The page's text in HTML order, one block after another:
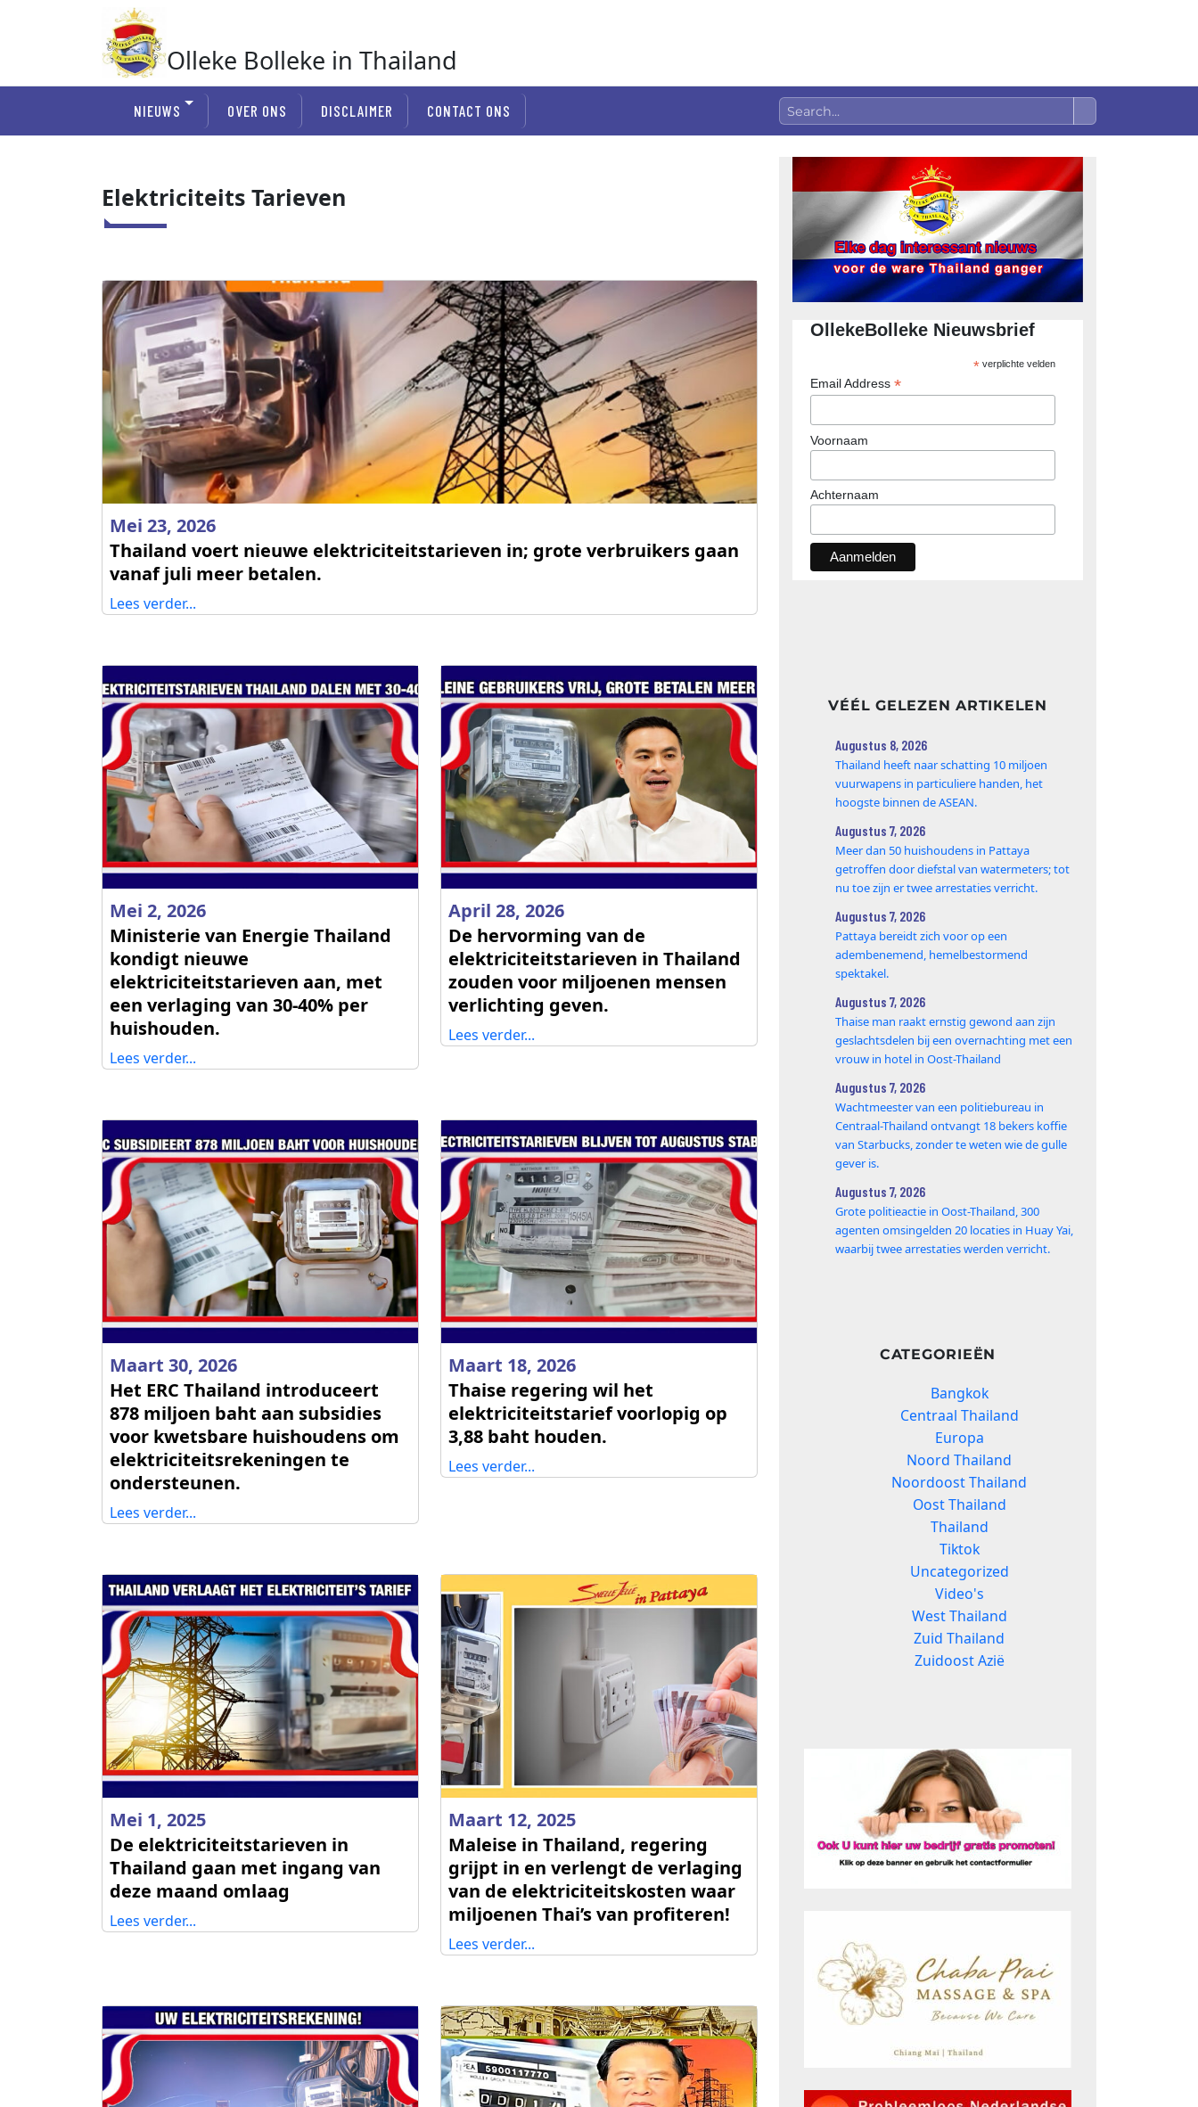
Olleke Bolleke in Thailand
NIEUWS OVER ONS DISCLAIMER CONTACT ONS
Elektriciteits Tarieven
Mei 23, 2026
Thailand voert nieuwe elektriciteitstarieven in; grote verbruikers gaan
vanaf juli meer betalen.
Lees verder...
Mei 2, 2026
Ministerie van Energie Thailand
kondigt nieuwe
elektriciteitstarieven aan, met
een verlaging van 30-40% per
huishouden.
Lees verder...
April 28, 2026
De hervorming van de
elektriciteitstarieven in Thailand
zouden voor miljoenen mensen
verlichting geven.
Lees verder...
Maart 30, 2026
Het ERC Thailand introduceert
878 miljoen baht aan subsidies
voor kwetsbare huishoudens om
elektriciteitsrekeningen te
ondersteunen.
Lees verder...
Maart 18, 2026
Thaise regering wil het
elektriciteitstarief voorlopig op
3,88 baht houden.
Lees verder...
Mei 1, 2025
De elektriciteitstarieven in
Thailand gaan met ingang van
deze maand omlaag
Lees verder...
Maart 12, 2025
Maleise in Thailand, regering
grijpt in en verlengt de verlaging
van de elektriciteitskosten waar
miljoenen Thai’s van profiteren!
Lees verder...
OllekeBolleke Nieuwsbrief
*verplichte velden
Email Address *
Voornaam
Achternaam
VÉÉL GELEZEN ARTIKELEN
Augustus 8, 2026
Thailand heeft naar schatting 10 miljoen
vuurwapens in particuliere handen, het
hoogste binnen de ASEAN.
Augustus 7, 2026
Meer dan 50 huishoudens in Pattaya
getroffen door diefstal van watermeters; tot
nu toe zijn er twee arrestaties verricht.
Augustus 7, 2026
Pattaya bereidt zich voor op een
adembenemend, hemelbestormend
spektakel.
Augustus 7, 2026
Thaise man raakt ernstig gewond aan zijn
geslachtsdelen bij een overnachting met een
vrouw in hotel in Oost-Thailand
Augustus 7, 2026
Wachtmeester van een politiebureau in
Centraal-Thailand ontvangt 18 bekers koffie
van Starbucks, zonder te weten wie de gulle
gever is.
Augustus 7, 2026
Grote politieactie in Oost-Thailand, 300
agenten omsingelden 20 locaties in Huay Yai,
waarbij twee arrestaties werden verricht.
CATEGORIEËN
Bangkok
Centraal Thailand
Europa
Noord Thailand
Noordoost Thailand
Oost Thailand
Thailand
Tiktok
Uncategorized
Video's
West Thailand
Zuid Thailand
Zuidoost Azië